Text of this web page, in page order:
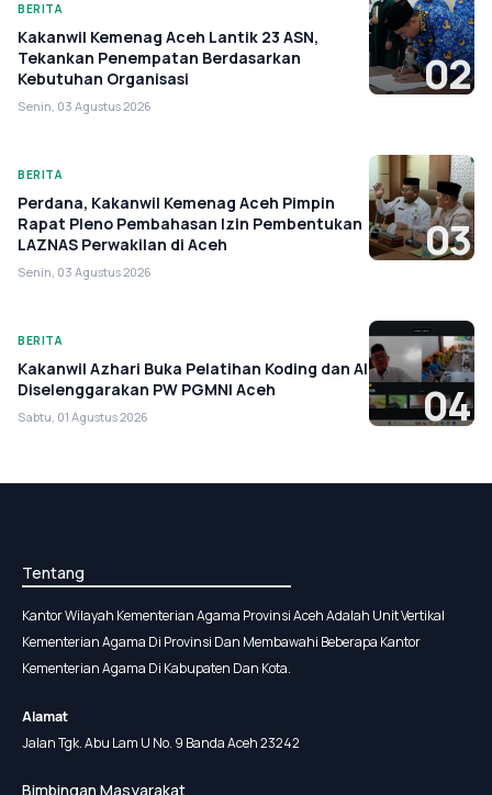
BERITA
Kakanwil Kemenag Aceh Lantik 23 ASN,
Tekankan Penempatan Berdasarkan
Kebutuhan Organisasi
Senin, 03 Agustus 2026
02
BERITA
Perdana, Kakanwil Kemenag Aceh Pimpin
Rapat Pleno Pembahasan Izin Pembentukan
LAZNAS Perwakilan di Aceh
Senin, 03 Agustus 2026
03
BERITA
Kakanwil Azhari Buka Pelatihan Koding dan AI
Diselenggarakan PW PGMNI Aceh
Sabtu, 01 Agustus 2026 04
Tentang
Kantor Wilayah Kementerian Agama Provinsi Aceh Adalah Unit Vertikal
Kementerian Agama Di Provinsi Dan Membawahi Beberapa Kantor
Kementerian Agama Di Kabupaten Dan Kota.
Alamat
Jalan Tgk. Abu Lam U No. 9 Banda Aceh 23242
Bimbingan Masyarakat